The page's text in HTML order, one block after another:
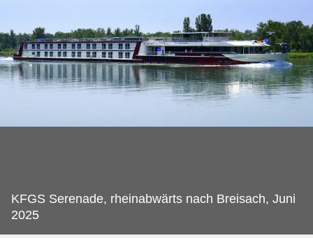
KFGS Serenade, rheinabwärts nach Breisach, Juni
2025